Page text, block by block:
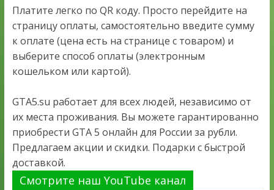
Платите легко по QR коду. Просто перейдите на
страницу оплаты, самостоятельно введите сумму
к оплате (цена есть на странице с товаром) и
выберите способ оплаты (электронным
кошельком или картой).
GTA5.su работает для всех людей, независимо от
их места проживания. Вы можете гарантированно
приобрести GTA 5 онлайн для России за рубли.
Предлагаем акции и скидки. Подарки с быстрой
доставкой.
Смотрите наш YouTube канал